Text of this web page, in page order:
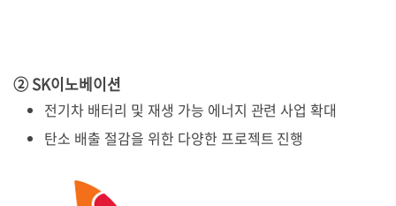
② SK이노베이션
전기차 배터리 및 재생 가능 에너지 관련 사업 확대
탄소 배출 절감을 위한 다양한 프로젝트 진행